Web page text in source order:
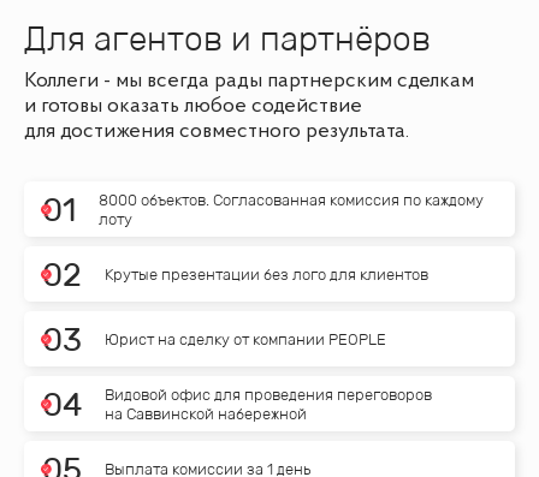
Для агентов и партнёров
Коллеги - мы всегда рады партнерским сделкам
и готовы оказать любое содействие
для достижения совместного результата.
01
8000 объектов. Согласованная комиссия по каждому
лоту
02 Крутые презентации без лого для клиентов
03 Юрист на сделку от компании PEOPLE
04
Видовой офис для проведения переговоров
на Саввинской набережной
Выплата комиссии за 1 день